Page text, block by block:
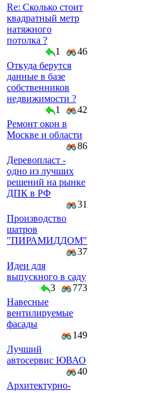
Re: Сколько стоит
квадратный метр
натяжного
потолка ?
1
46
Откуда берутся
данные в базе
собственников
недвижимости ?
1
42
Ремонт окон в
Москве и области
86
Деревопласт -
одно из лучших
решений на рынке
ДПК в РФ
31
Производство
шатров
"ПИРАМИДДОМ"
37
Идеи для
выпускного в саду
3
773
Навесные
вентилируемые
фасады
149
Лучший
автосервис ЮВАО
40
Архитектурно-